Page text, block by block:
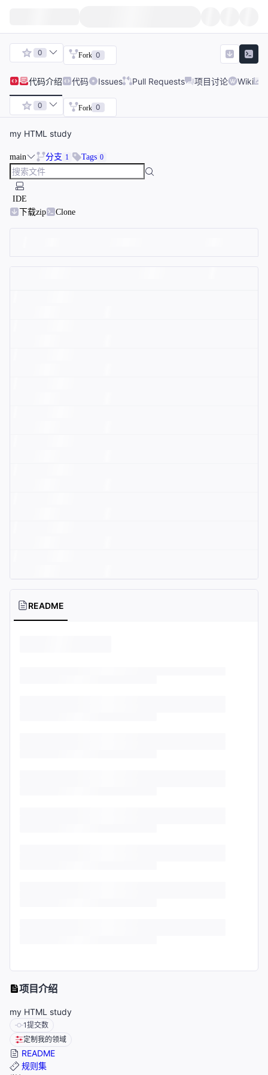
0 Fork 0
代码介绍 代码 Issues Pull Requests 项目讨论 Wiki
0 Fork 0
my HTML study
main 分支 1 Tags 0
IDE
下载zip
Clone
README
项目介绍
my HTML study
1提交数
定制我的领域
README
规则集